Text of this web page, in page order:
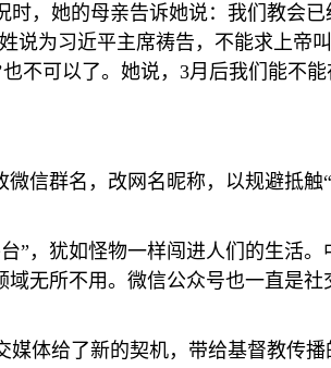
，她的母亲告诉她说：我们教会
说为习近平主席祷告，不能求上帝
也不可以了。她说， 3月后我们能不
信群名，改网名昵称，以规避抵触“
” ，犹如怪物一样闯进人们的生活。
域无所不用。微信公众号也一直是
体给了新的契机，带给基督教传